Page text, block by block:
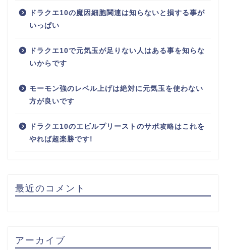
ドラクエ10の魔因細胞関連は知らないと損する事が
いっぱい
ドラクエ10で元気玉が足りない人はある事を知らな
いからです
モーモン強のレベル上げは絶対に元気玉を使わない
方が良いです
ドラクエ10のエビルプリーストのサポ攻略はこれを
やれば超楽勝です!
最近のコメント
アーカイブ